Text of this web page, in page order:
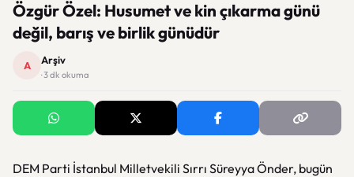
Özgür Özel: Husumet ve kin çıkarma günü
değil, barış ve birlik günüdür
A Arşiv
· 3 dk okuma
DEM Parti İstanbul Milletvekili Sırrı Süreyya Önder, bugün